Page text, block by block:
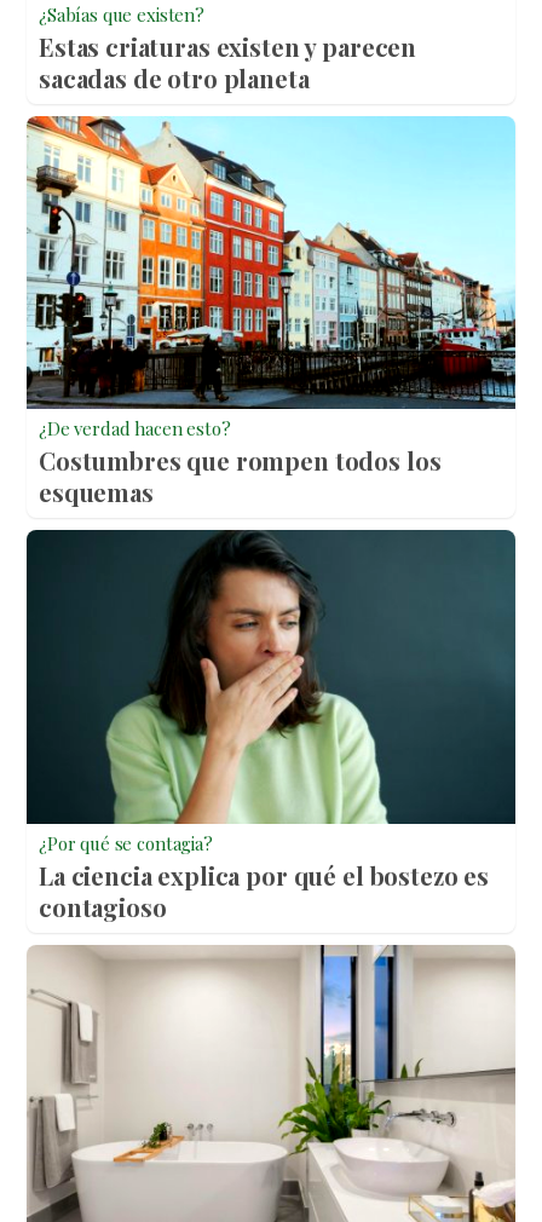
¿Sabías que existen?
Estas criaturas existen y parecen
sacadas de otro planeta
¿De verdad hacen esto?
Costumbres que rompen todos los
esquemas
¿Por qué se contagia?
La ciencia explica por qué el bostezo es
contagioso